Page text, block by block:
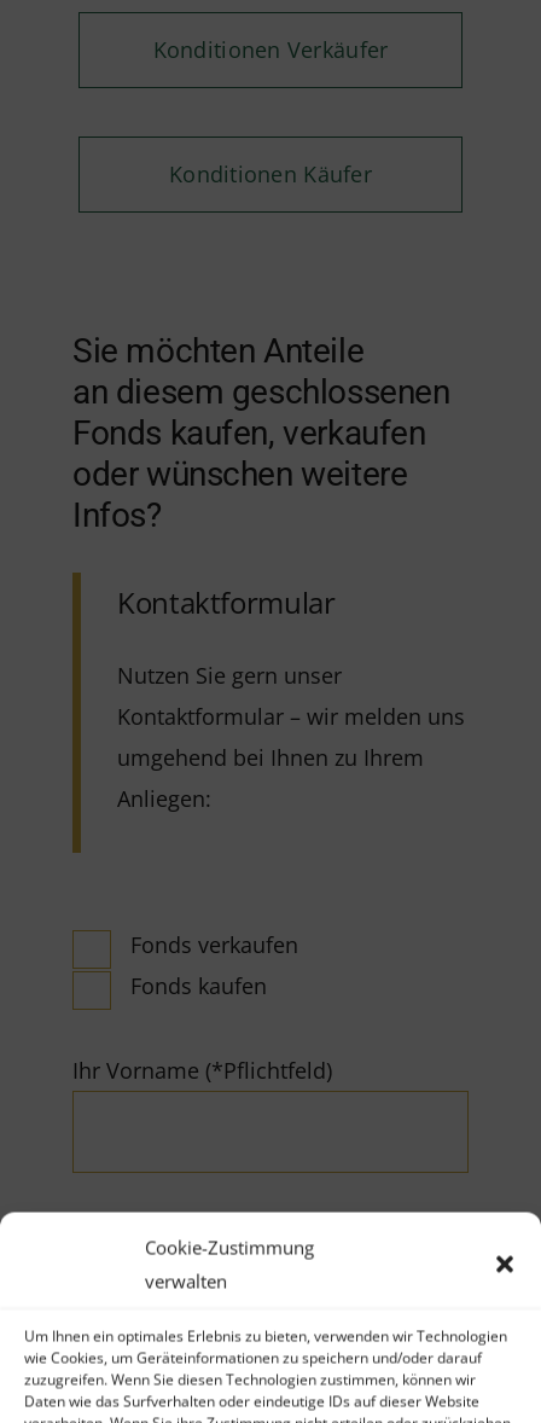
Cookie-Zustimmung
verwalten
Um Ihnen ein optimales Erlebnis zu bieten, verwenden wir Technologien
wie Cookies, um Geräteinformationen zu speichern und/oder darauf
zuzugreifen. Wenn Sie diesen Technologien zustimmen, können wir
Daten wie das Surfverhalten oder eindeutige IDs auf dieser Website
Konditionen Verkäufer
Konditionen Käufer
Sie möchten Anteile
an diesem geschlossenen
Fonds kaufen, verkaufen
oder wünschen weitere
Infos?
Kontaktformular
Nutzen Sie gern unser
Kontaktformular – wir melden uns
umgehend bei Ihnen zu Ihrem
Anliegen:
Fonds verkaufen
Fonds kaufen
Ihr Vorname (*Pflichtfeld)
Ihr Nachname (*Pflichtfeld)